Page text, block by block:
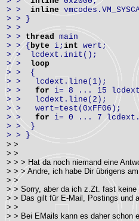
> > inline
> > }
> >
> > thread main
> > { byte i; int wert;
> > lcdext.init();
> > loop
> > {
> > lcdext.line(1);
> > for i= 8 ... 15
> > lcdext.line(2);
> > wert=test(0xFF06);
> > for i= 0 ... 7
> > }
> > }
> >
> >
> > > Hat da noch niemand eine
> > > Andre, ich habe Dir übrigens
> >
> > Sorry, aber da ich z.Zt. fast keine
> > Das gilt für E-Mail, Postings und
> >
> > Bei EMails kann es daher schon